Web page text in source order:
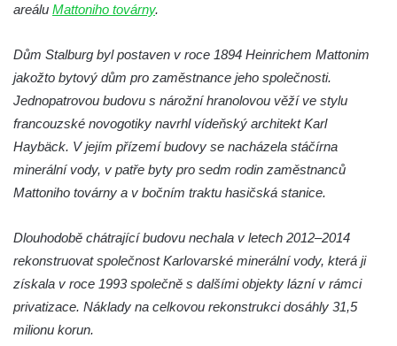
Frinda)
Budova Oblastního muzea v Ústí nad
Labem (bývalá Obecná a měšťanská škola)
Vodní elektrárna Spálov na řece Jizeře
Torzo střeleckého sloupu ve Chřibské
Budova ZŠ a MŠ Tadeáše Haenkeho
Dům čp. 30 ve Chřibské
Dům čp. 182 ve Chřibské
Dům čp. 10 ve Chřibské
areálu Mattoniho továrny.
Dům Stalburg byl postaven v roce 1894 Heinrichem Mattonim
jakožto bytový dům pro zaměstnance jeho společnosti.
Jednopatrovou budovu s nárožní hranolovou věží ve stylu
francouzské novogotiky navrhl vídeňský architekt Karl
Haybäck. V jejím přízemí budovy se nacházela stáčírna
minerální vody, v patře byty pro sedm rodin zaměstnanců
Mattoniho továrny a v bočním traktu hasičská stanice.
Dlouhodobě chátrající budovu nechala v letech 2012–2014
rekonstruovat společnost Karlovarské minerální vody, která ji
získala v roce 1993 společně s dalšími objekty lázní v rámci
privatizace. Náklady na celkovou rekonstrukci dosáhly 31,5
milionu korun.